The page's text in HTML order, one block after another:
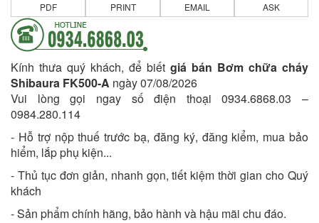
PDF PRINT EMAIL ASK
Kính thưa quý khách, để biết giá bán Bơm chữa cháy
Shibaura FK500-A ngày 07/08/2026
Vui lòng gọi ngay số điện thoại 0934.6868.03 –
0984.280.114
- Hỗ trợ nộp thuế trước bạ, đăng ký, đăng kiểm, mua bảo
hiểm, lắp phụ kiện...
- Thủ tục đơn giản, nhanh gọn, tiết kiệm thời gian cho Quý
khách
- Sản phẩm chính hãng, bảo hành và hậu mãi chu đáo.